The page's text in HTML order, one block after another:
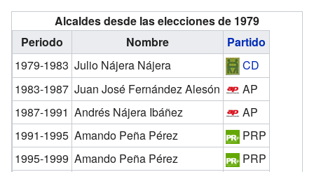
Alcaldes desde las elecciones de 1979
Periodo
Nombre
Partido
1979-1983 Julio Nájera Nájera
CD
1983-1987 Juan José Fernández Alesón
AP
1987-1991 Andrés Nájera Ibáñez
AP
1991-1995 Amando Peña Pérez
PRP
1995-1999 Amando Peña Pérez PRP